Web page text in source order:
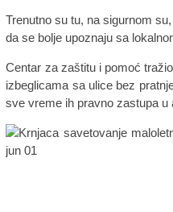
Trenutno su tu, na sigurnom
da se bolje upoznaju sa
Centar za zaštitu i pomoć
izbeglicama sa ulice bez
sve vreme ih pravno zastupa